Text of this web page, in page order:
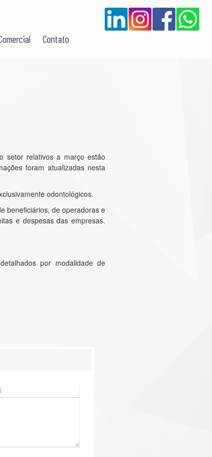
Contato
setor relativos a março estão
foram atualizadas nesta
odontológicos.
beneficiários, de operadoras e
e despesas das empresas.
por modalidade de